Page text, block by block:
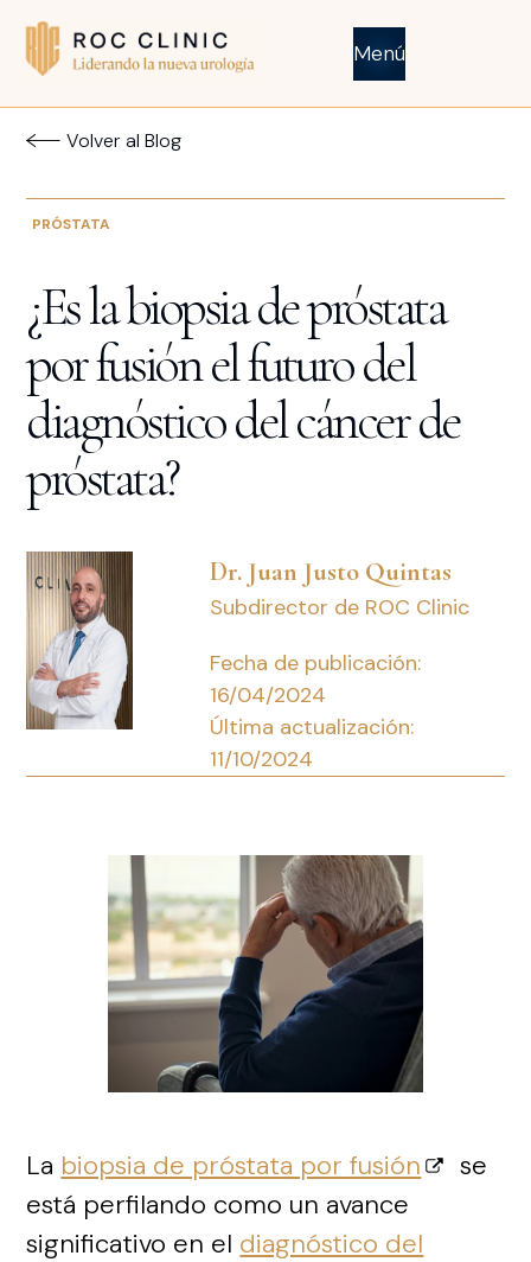
Menú
Volver al Blog
PRÓSTATA
¿Es la biopsia de próstata
por fusión el futuro del
diagnóstico del cáncer de
próstata?
Dr. Juan Justo Quintas
Subdirector de ROC Clinic
Fecha de publicación:
16/04/2024
Última actualización:
11/10/2024
La biopsia de próstata por fusión
se
está perfilando como un avance
significativo en el diagnóstico del